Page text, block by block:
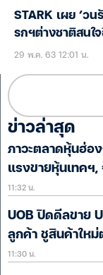
STARK เผย ‘ว
รกฯต่างชาติสนใ
29 พ.ค. 63 12:01 น.
ข่าวล่าสุด
ภาวะตลาดหุ้นฮ่อ
แรงขายหุ้นเทคฯ,
11:32 น.
UOB ปิดดีลขาย
ลูกค้า ชูสินค้าให
11:30 น.